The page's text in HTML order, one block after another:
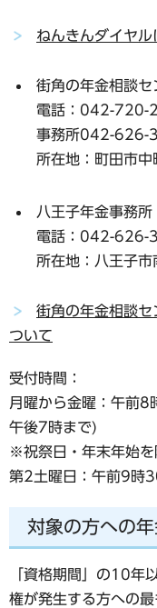
ねんきんダイヤル
街角の年金相談セ
電話：042-720-
事務所042-626-
所在地：町田市
八王子年金事務所
電話：042-626-
所在地：八王子市
街角の年金相談セ
ついて
受付時間：
月曜から金曜：午前
午後7時まで)
※祝祭日・年末年始を
第2土曜日：午前9時
対象の方への
「資格期間」の10年
権が発生する方への最